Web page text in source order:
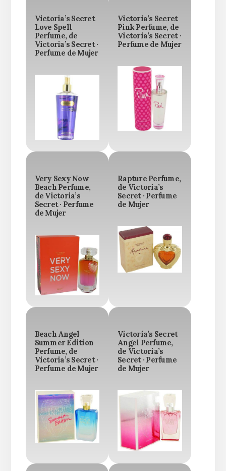
Victoria’s Secret
Love Spell
Perfume, de
Victoria’s Secret ·
Perfume de Mujer
Victoria’s Secret
Pink Perfume, de
Victoria’s Secret ·
Perfume de Mujer
Very Sexy Now
Beach Perfume,
de Victoria’s
Secret · Perfume
de Mujer
Rapture Perfume,
de Victoria’s
Secret · Perfume
de Mujer
Beach Angel
Summer Edition
Perfume, de
Victoria’s Secret ·
Perfume de Mujer
Victoria’s Secret
Angel Perfume,
de Victoria’s
Secret · Perfume
de Mujer